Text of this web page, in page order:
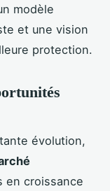
modèle
et une vision
protection.
évolution,
en croissance